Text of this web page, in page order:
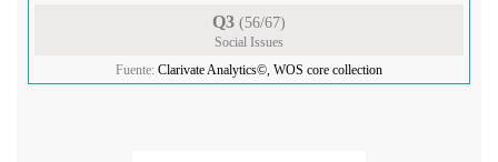
Q3 (56/67)
Social Issues
Fuente: Clarivate Analytics©, WOS core collection